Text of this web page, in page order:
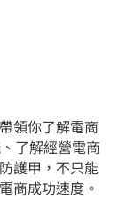
領你了解電商
了解經營電商
護甲，不只能
商成功速度。